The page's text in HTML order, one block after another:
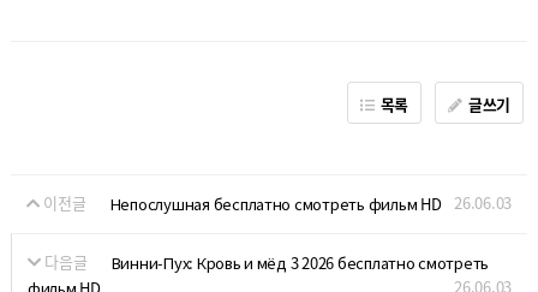
목록 글쓰기
이전글 Непослушная бесплатно смотреть фильм HD 26.06.03
다음글
Винни-Пух: Кровь и мёд 3 2026 бесплатно смотреть
26.06.03